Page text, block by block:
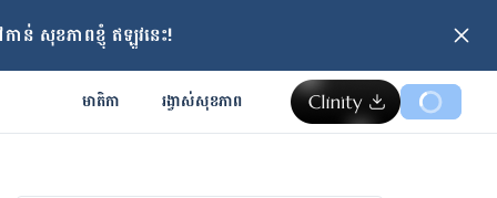
ន់ សុខភាពខ្ញុំ ឥឡូវនេះ!
មាតិកា រង្វាស់​សុខភាព